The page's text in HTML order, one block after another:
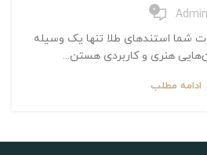
Admin
0
شما استندهای طلا تنها یک وسیله
هنری و کاربردی هستن...
ادامه مطلب